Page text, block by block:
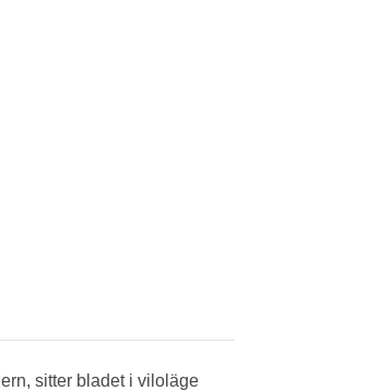
sitter bladet i viloläge